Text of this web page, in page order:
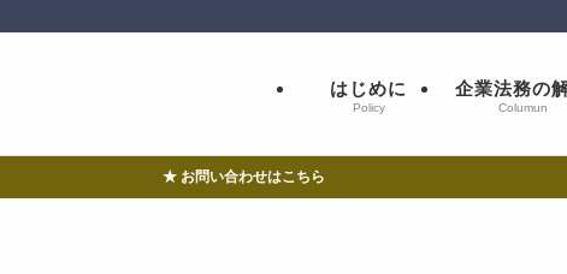
はじめに
Policy
企業法務の
Columun
★ お問い合わせはこちら